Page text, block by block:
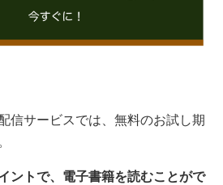
信サービスでは、無料のお試し期
ントで、電子書籍を読むことがで